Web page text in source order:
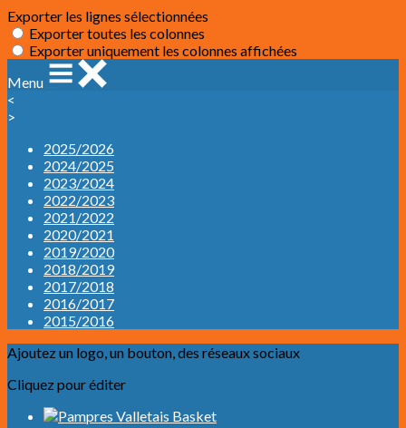
Exporter les lignes sélectionnées
Exporter toutes les colonnes
Exporter uniquement les colonnes affichées
Menu
<
>
2025/2026
2024/2025
2023/2024
2022/2023
2021/2022
2020/2021
2019/2020
2018/2019
2017/2018
2016/2017
2015/2016
Ajoutez un logo, un bouton, des réseaux sociaux
Cliquez pour éditer